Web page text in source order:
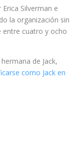
Silverman e
la organización sin
entre cuatro y ocho
de Jack,
como Jack en